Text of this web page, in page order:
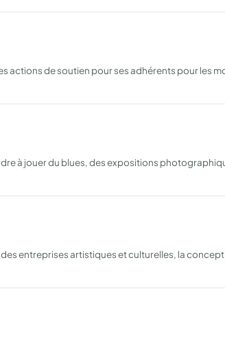
actions de soutien pour ses adhérents pour les
à jouer du blues, des expositions
entreprises artistiques et culturelles, la